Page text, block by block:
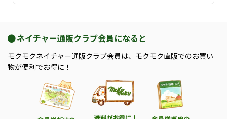
ネイチャー通販クラブ会員になると
モクモクネイチャー通販クラブ会員は、モクモク直販でのお買い
物が便利でお得に！